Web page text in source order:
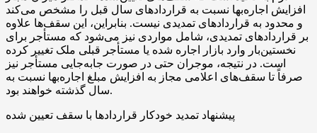
افزایش اجاره‌بها نسبت به قراردادهای سال قبل را مشخص می‌کند
و محدود به قراردادهای تمدیدی نیست. بنابراین، این سقف‌ها علاوه
بر قراردادهای تمدیدی، شامل مواردی نیز می‌شود که مستأجر برای
نخستین‌بار وارد بازار اجاره شده یا مستأجر قبلی ملک تغییر کرده
است. در نتیجه، موجران حتی در صورت جابه‌جایی مستأجر نیز
صرفاً تا سقف‌های اعلامی مجاز به افزایش مبلغ اجاره‌بها نسبت به
سال گذشته خواهند بود.
پیشنهاد تمدید خودکار قراردادها با سقف تعیین شده